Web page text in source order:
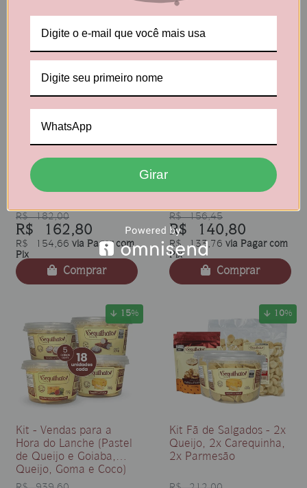
Kit Amo Sequilho de
Queijo - 4 Unidades de
400g
R$ 182,00
R$ 162,80
R$ 154,66 via Pagar com
Pix
Comprar
Kit Especial - Sabor de
infância (Queijo, Coco,
Amanteigado e Goma)
R$ 156,45
R$ 140,80
R$ 133,76 via Pagar com
Pix
Comprar
15%
Kit - Vendas para a
Hora do Lanche (Pastel
de Queijo e Goiaba,
Queijo, Goma e Coco)
10%
Kit Fã de Salgados - 2x
Queijo, 2x Carequinha,
2x Parmesão
Girar